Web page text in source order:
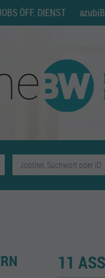
ÖFF. DIENST
11